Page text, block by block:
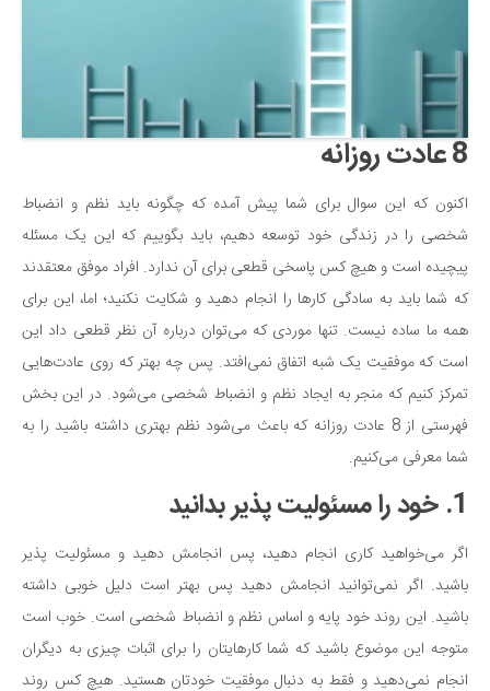
فال
مسابقه
اخبار
8 عادت روزانه
اکنون که این سوال برای شما پیش آمده که چگونه باید نظم و انضباط
شخصی را در زندگی خود توسعه دهیم، باید بگوییم که این یک مسئله
پیچیده است و هیچ کس پاسخی قطعی برای آن ندارد. افراد موفق معتقدند
که شما باید به سادگی کارها را انجام دهید و شکایت نکنید؛ اما، این برای
همه ما ساده نیست. تنها موردی که می‌توان درباره آن نظر قطعی داد این
است که موفقیت یک شبه اتفاق نمی‌افتد. پس چه بهتر که روی عادت‌هایی
تمرکز کنیم که منجر به ایجاد نظم و انضباط شخصی می‌شود. در این بخش
فهرستی از 8 عادت روزانه که باعث می‌شود نظم بهتری داشته باشید را به
شما معرفی می‌کنیم.
1. خود را مسئولیت پذیر بدانید
اگر می‌خواهید کاری انجام دهید، پس انجامش دهید و مسئولیت پذیر
باشید. اگر نمی‌توانید انجامش دهید پس بهتر است دلیل خوبی داشته
باشید. این روند خود پایه و اساس نظم و انضباط شخصی است. خوب است
متوجه این موضوع باشید که شما کارهایتان را برای اثبات چیزی به دیگران
انجام نمی‌دهید و فقط به دنبال موفقیت خودتان هستید. هیچ کس روند